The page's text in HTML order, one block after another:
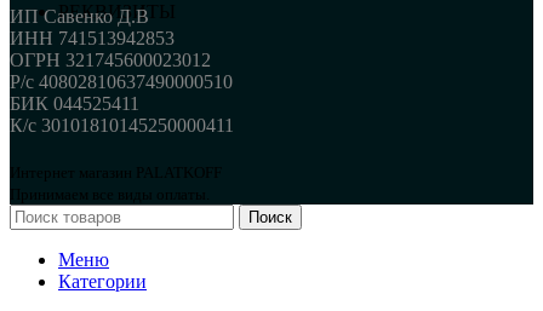
РЕКВИЗИТЫ
ИП Савенко Д.В
ИНН 741513942853
ОГРН 321745600023012
Р/с 40802810637490000510
БИК 044525411
К/с 30101810145250000411
Интернет магазин PALATKOFF
Принимаем все виды оплаты.
Поиск
Меню
Категории